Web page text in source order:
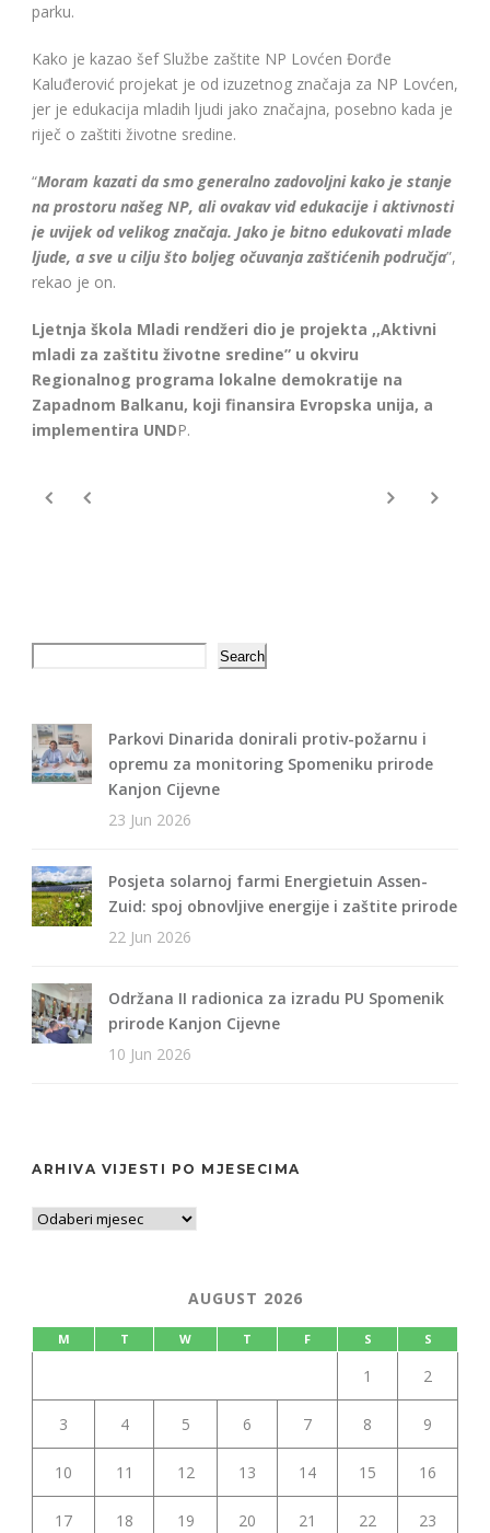
parku.
Kako je kazao šef Službe zaštite NP Lovćen Đorđe
Kaluđerović projekat je od izuzetnog značaja za NP Lovćen,
jer je edukacija mladih ljudi jako značajna, posebno kada je
riječ o zaštiti životne sredine.
“Moram kazati da smo generalno zadovoljni kako je stanje
na prostoru našeg NP, ali ovakav vid edukacije i aktivnosti
je uvijek od velikog značaja. Jako je bitno edukovati mlade
ljude, a sve u cilju što boljeg očuvanja zaštićenih područja”,
rekao je on.
Ljetnja škola Mladi rendžeri dio je projekta ,,Aktivni
mladi za zaštitu životne sredine” u okviru
Regionalnog programa lokalne demokratije na
Zapadnom Balkanu, koji finansira Evropska unija, a
implementira UNDP.
Search
Parkovi Dinarida donirali protiv-požarnu i
opremu za monitoring Spomeniku prirode
Kanjon Cijevne
23 Jun 2026
Posjeta solarnoj farmi Energietuin Assen-
Zuid: spoj obnovljive energije i zaštite prirode
22 Jun 2026
Održana II radionica za izradu PU Spomenik
prirode Kanjon Cijevne
10 Jun 2026
ARHIVA VIJESTI PO MJESECIMA
AUGUST 2026
M T W T F S S
1 2
3 4 5 6 7 8 9
10 11 12 13 14 15 16
17 18 19 20 21 22 23